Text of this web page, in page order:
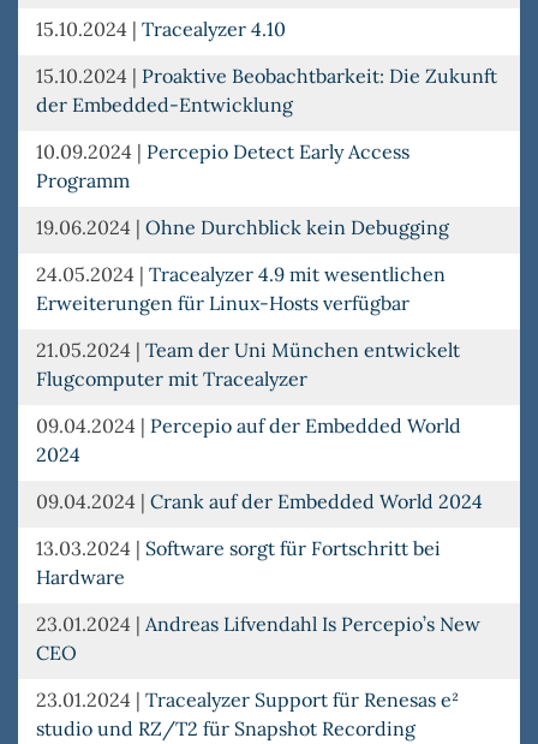
15.10.2024 | Tracealyzer 4.10
15.10.2024 | Proaktive Beobachtbarkeit: Die Zukunft
der Embedded-Entwicklung
10.09.2024 | Percepio Detect Early Access
Programm
19.06.2024 | Ohne Durchblick kein Debugging
24.05.2024 | Tracealyzer 4.9 mit wesentlichen
Erweiterungen für Linux-Hosts verfügbar
21.05.2024 | Team der Uni München entwickelt
Flugcomputer mit Tracealyzer
09.04.2024 | Percepio auf der Embedded World
2024
09.04.2024 | Crank auf der Embedded World 2024
13.03.2024 | Software sorgt für Fortschritt bei
Hardware
23.01.2024 | Andreas Lifvendahl Is Percepio’s New
CEO
23.01.2024 | Tracealyzer Support für Renesas e²
studio und RZ/T2 für Snapshot Recording